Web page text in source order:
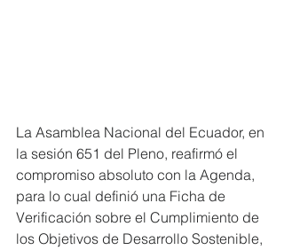
La Asamblea Nacional del Ecuador, en
la sesión 651 del Pleno, reafirmó el
compromiso absoluto con la Agenda,
para lo cual definió una Ficha de
Verificación sobre el Cumplimiento de
los Objetivos de Desarrollo Sostenible,